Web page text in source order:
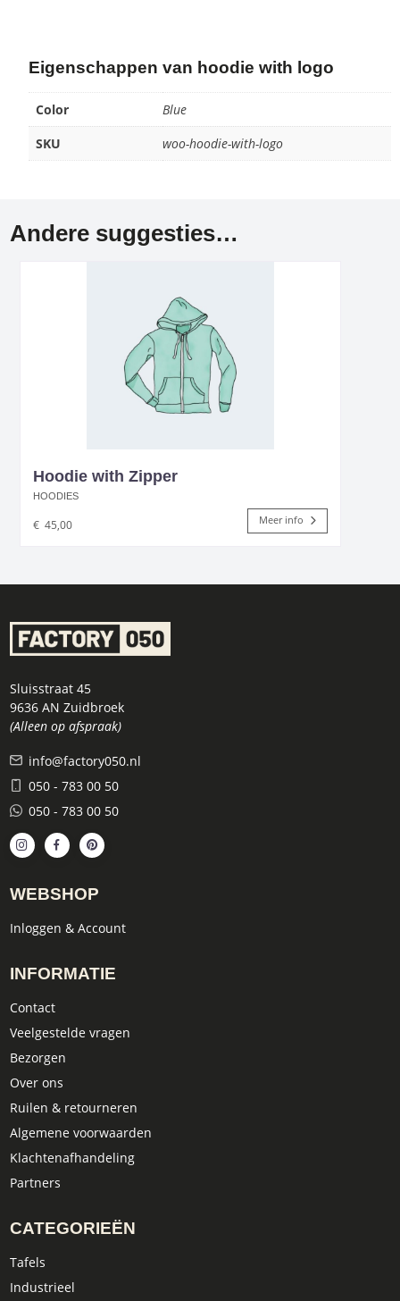
Eigenschappen van hoodie with logo
Color
Blue
SKU
woo-hoodie-with-logo
Andere suggesties…
Hoodie with Zipper
HOODIES
€ 45,00 Meer info
Sluisstraat 45
9636 AN Zuidbroek
(Alleen op afspraak)
info@factory050.nl
050 - 783 00 50
050 - 783 00 50
WEBSHOP
Inloggen & Account
INFORMATIE
Contact
Veelgestelde vragen
Bezorgen
Over ons
Ruilen & retourneren
Algemene voorwaarden
Klachtenafhandeling
Partners
CATEGORIEËN
Tafels
Industrieel